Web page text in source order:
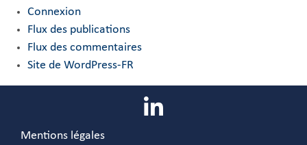
Connexion
Flux des publications
Flux des commentaires
Site de WordPress-FR
Mentions légales